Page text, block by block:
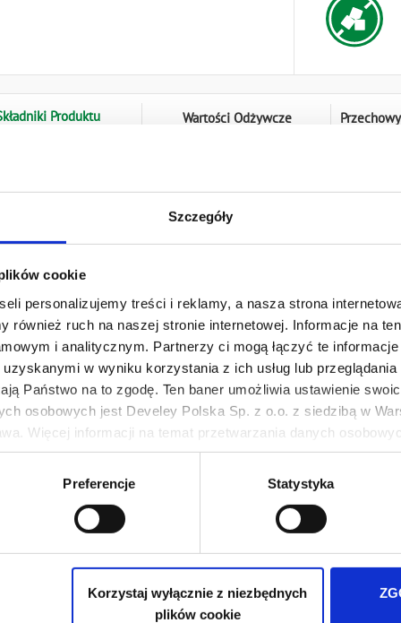
Szczegóły
cookie
personalizujemy treści i reklamy, a nasza strona
również ruch na naszej stronie internetowej. Informacje na
i analitycznym. Partnerzy ci mogą łączyć te
w wyniku korzystania z ich usług lub
Państwo na to zgodę. Ten baner umożliwia ustawienie
osobowych jest Develey Polska Sp. z o.o. z siedzibą w
Więcej informacji na temat przetwarzania danych
Twoich preferencji tylko na naszej stronie. Administratorem
w Warszawie przy ul. Batalionu Platerówek 3, 03-308
jest wPolityki prywatności
Preferencje Statystyka
Korzystaj wyłącznie z niezbędnych
plików cookie
Produktu
oliwki zielone, sól, regulatory kwasowości: kwas cytrynowy,
Wartości Odżywcze
Pakiet TABASCO® #1 Pakiet TABASCO® #2